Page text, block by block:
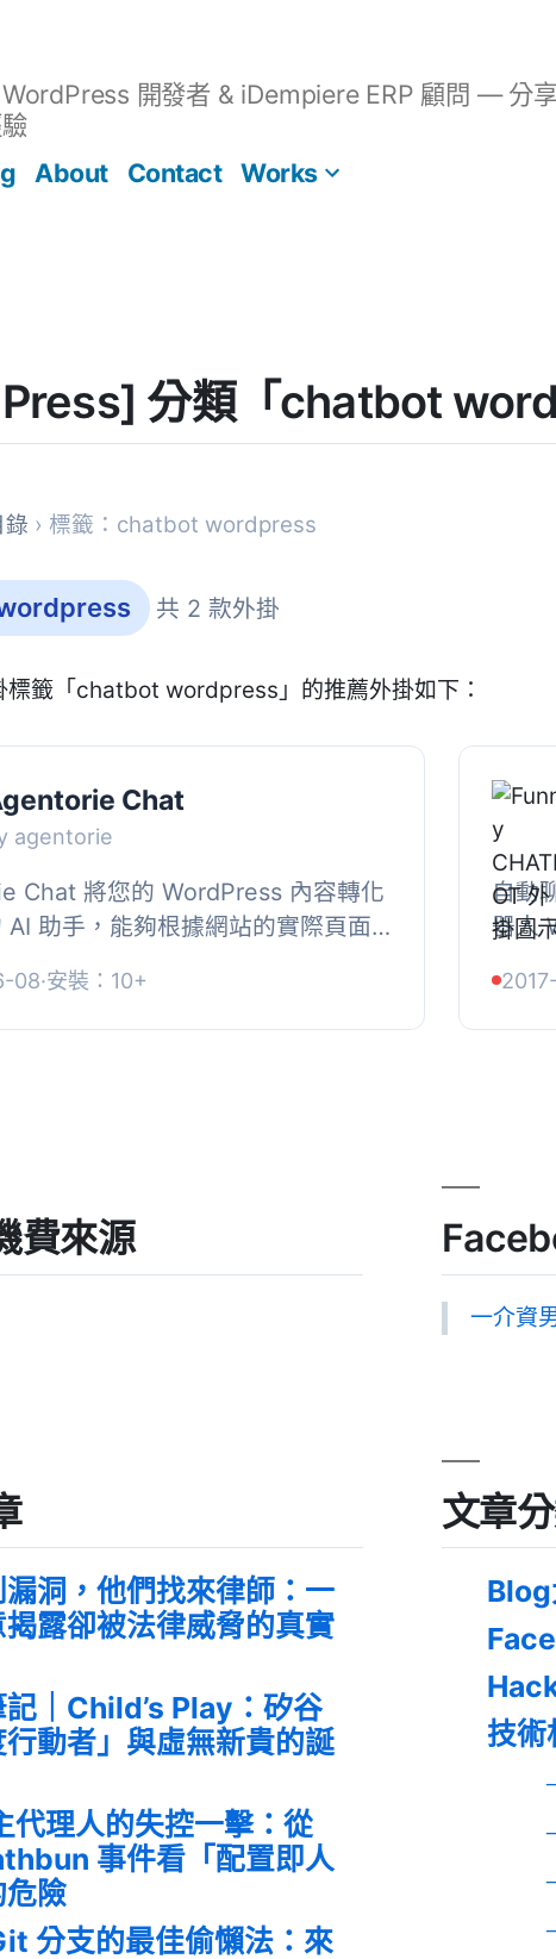
WordPress 開發者 & iDempiere ERP 顧問 — 分
About Contact Works
分類「chatbot
錄 › 標籤：chatbot wordpress
共 2 款外掛
標籤「chatbot wordpress」的推薦外掛如下：
Chat
agentorie
Chat 將您的 WordPress 內容轉化
AI 助手，能夠根據網站的實際頁面
即時的 AI 與人類...
08·安裝：10+
自動
器人
費來源
一介資
洞，他們找來律師：一
露卻被法律威脅的真實
記｜Child’s Play：矽谷
行動者」與虛無新貴的誕
代理人的失控一擊：從
事件看「配置即人
險
分支的最佳偷懶法：來
文章
技術